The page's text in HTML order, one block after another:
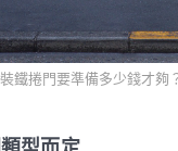
鐵捲門要準備多少錢才夠